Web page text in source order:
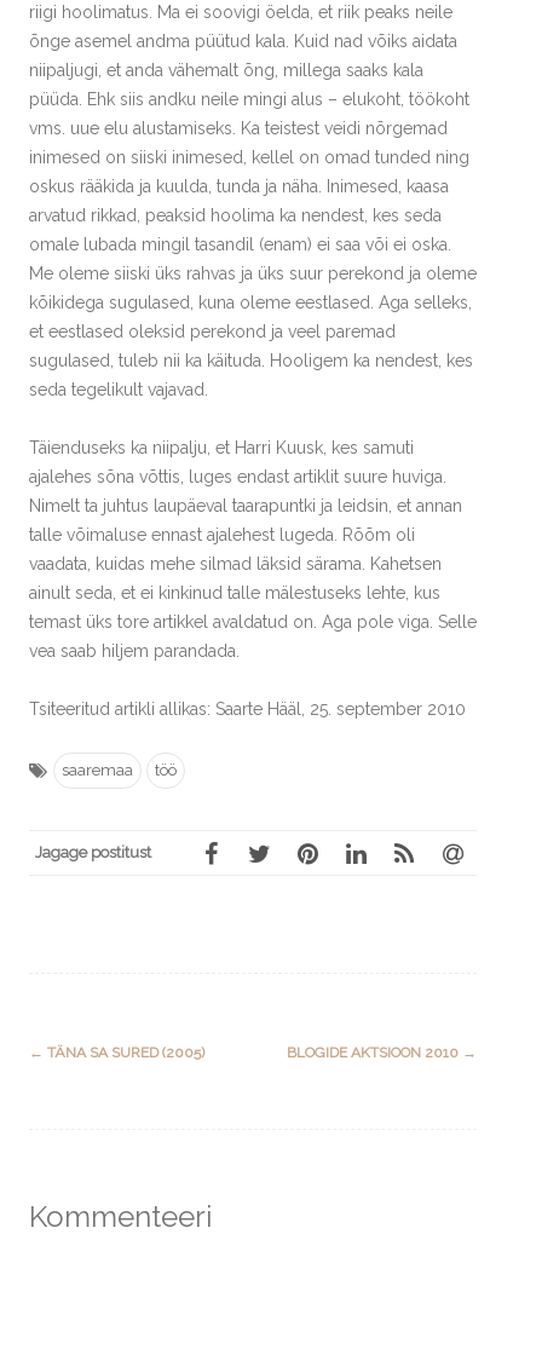
riigi hoolimatus. Ma ei soovigi öelda, et riik peaks neile
õnge asemel andma püütud kala. Kuid nad võiks aidata
niipaljugi, et anda vähemalt õng, millega saaks kala
püüda. Ehk siis andku neile mingi alus – elukoht, töökoht
vms. uue elu alustamiseks. Ka teistest veidi nõrgemad
inimesed on siiski inimesed, kellel on omad tunded ning
oskus rääkida ja kuulda, tunda ja näha. Inimesed, kaasa
arvatud rikkad, peaksid hoolima ka nendest, kes seda
omale lubada mingil tasandil (enam) ei saa või ei oska.
Me oleme siiski üks rahvas ja üks suur perekond ja oleme
kõikidega sugulased, kuna oleme eestlased. Aga selleks,
et eestlased oleksid perekond ja veel paremad
sugulased, tuleb nii ka käituda. Hooligem ka nendest, kes
seda tegelikult vajavad.
Täienduseks ka niipalju, et Harri Kuusk, kes samuti
ajalehes sõna võttis, luges endast artiklit suure huviga.
Nimelt ta juhtus laupäeval taarapuntki ja leidsin, et annan
talle võimaluse ennast ajalehest lugeda. Rõõm oli
vaadata, kuidas mehe silmad läksid särama. Kahetsen
ainult seda, et ei kinkinud talle mälestuseks lehte, kus
temast üks tore artikkel avaldatud on. Aga pole viga. Selle
vea saab hiljem parandada.
Tsiteeritud artikli allikas: Saarte Hääl, 25. september 2010
saaremaa töö
Jagage postitust
Post
← TÄNA SA SURED (2005) BLOGIDE AKTSIOON 2010 →
Kommenteeri